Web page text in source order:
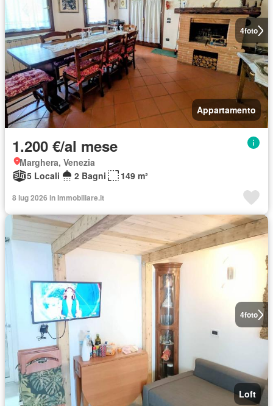
4foto
Appartamento
1.200 €/al mese
Marghera, Venezia
5 Locali
2 Bagni 149 m²
8 lug 2026 in Immobiliare.it
4foto
Loft